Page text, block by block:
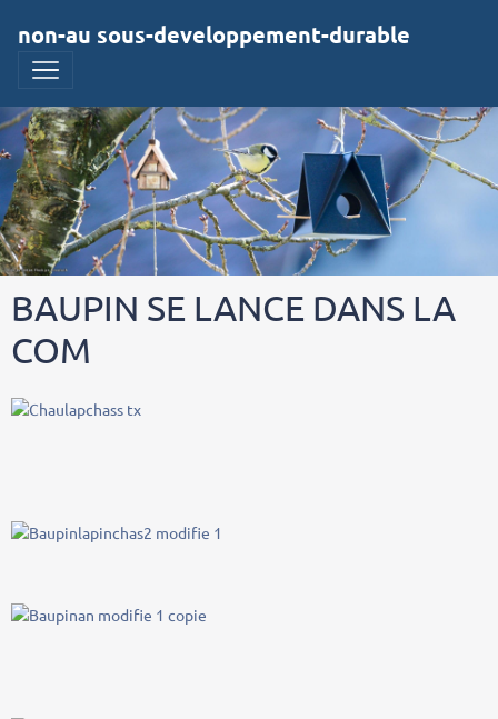
non-au sous-developpement-durable
BAUPIN SE LANCE DANS LA
COM